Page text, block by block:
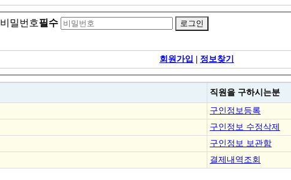
비밀번호필수
회원가입 | 정보찾기
직원을 구하시는분
구인정보등록
구인정보 수정삭제
구인정보 보관함
결제내역조회